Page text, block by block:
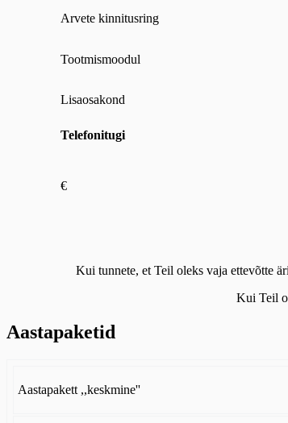
Arvete kinnitusring
Tootmismoodul
Lisaosakond
Telefonitugi
€
Kui tunnete, et Teil oleks vaja ettevõtte
Kui Teil
Aastapaketid
Aastapakett ,,keskmine''